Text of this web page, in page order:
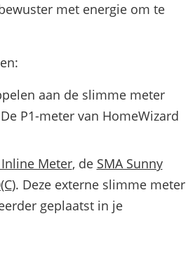
met energie om te
aan de slimme meter
P1-meter van HomeWizard
Meter, de SMA Sunny
). Deze externe slimme meter
geplaatst in je